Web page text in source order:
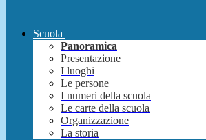
Scuola
Panoramica
Presentazione
I luoghi
Le persone
I numeri della scuola
Le carte della scuola
Organizzazione
La storia